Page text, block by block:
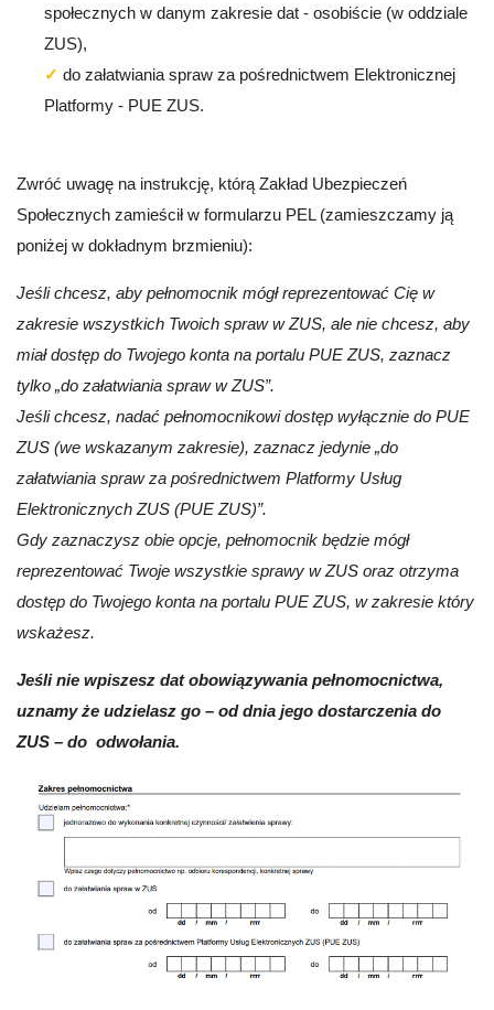
społecznych w danym zakresie dat - osobiście (w oddziale
ZUS),
do załatwiania spraw za pośrednictwem Elektronicznej
Platformy - PUE ZUS.
Zwróć uwagę na instrukcję, którą Zakład Ubezpieczeń
Społecznych zamieścił w formularzu PEL (zamieszczamy ją
poniżej w dokładnym brzmieniu):
Jeśli chcesz, aby pełnomocnik mógł reprezentować Cię w
zakresie wszystkich Twoich spraw w ZUS, ale nie chcesz, aby
miał dostęp do Twojego konta na portalu PUE ZUS, zaznacz
tylko „do załatwiania spraw w ZUS”.
Jeśli chcesz, nadać pełnomocnikowi dostęp wyłącznie do PUE
ZUS (we wskazanym zakresie), zaznacz jedynie „do
załatwiania spraw za pośrednictwem Platformy Usług
Elektronicznych ZUS (PUE ZUS)”.
Gdy zaznaczysz obie opcje, pełnomocnik będzie mógł
reprezentować Twoje wszystkie sprawy w ZUS oraz otrzyma
dostęp do Twojego konta na portalu PUE ZUS, w zakresie który
wskażesz.
Jeśli nie wpiszesz dat obowiązywania pełnomocnictwa,
uznamy że udzielasz go – od dnia jego dostarczenia do
ZUS – do odwołania.